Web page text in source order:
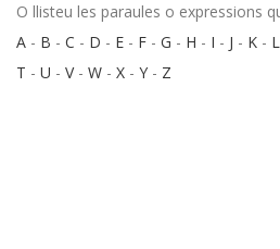
O llisteu les paraules o expressions
A - B - C - D - E - F - G - H - I - J - K - L
T - U - V- W - X - Y - Z